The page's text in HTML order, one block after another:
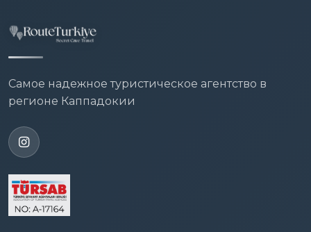
Самое надежное туристическое агентство в
регионе Каппадокии